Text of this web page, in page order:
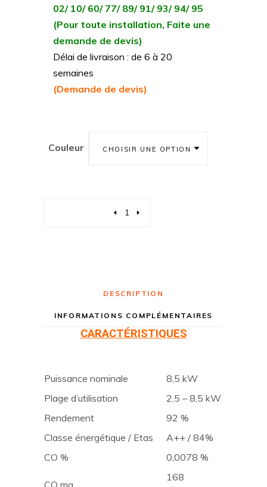
02/ 10/ 60/ 77/ 89/ 91/ 93/ 94/ 95
(Pour toute installation, Faite une
demande de devis)
Délai de livraison : de 6 à 20
semaines
(Demande de devis)
Couleur CHOISIR UNE OPTION
DESCRIPTION
INFORMATIONS COMPLÉMENTAIRES
CARACTÉRISTIQUES
Puissance nominale
8,5 kW
Plage d’utilisation
2,5 – 8,5 kW
Rendement
92 %
Classe énergétique / Etas
A++ / 84%
CO %
0,0078 %
168